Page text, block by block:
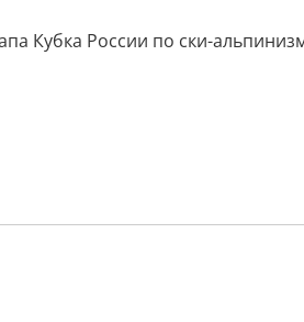
Кубка России по ски-